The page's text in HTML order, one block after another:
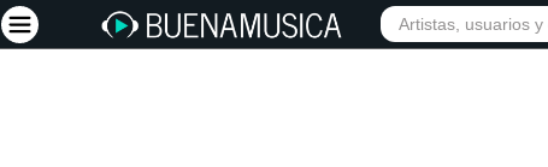
INICIO ARTISTAS